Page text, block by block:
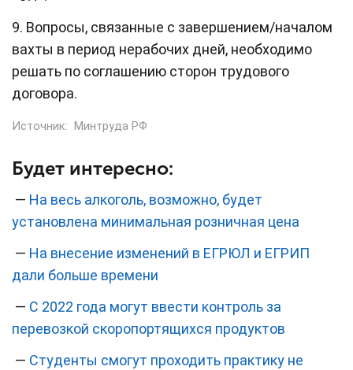
9. Вопросы, связанные с завершением/началом
вахты в период нерабочих дней, необходимо
решать по соглашению сторон трудового
договора.
Источник: Минтруда РФ
Будет интересно:
— На весь алкоголь, возможно, будет
установлена минимальная розничная цена
— На внесение изменений в ЕГРЮЛ и ЕГРИП
дали больше времени
— С 2022 года могут ввести контроль за
перевозкой скоропортящихся продуктов
— Студенты смогут проходить практику не